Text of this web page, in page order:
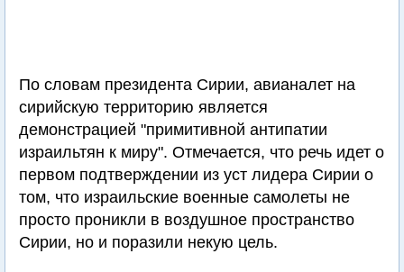
По словам президента Сирии, авианалет на
сирийскую территорию является
демонстрацией "примитивной антипатии
израильтян к миру". Отмечается, что речь идет о
первом подтверждении из уст лидера Сирии о
том, что израильские военные самолеты не
просто проникли в воздушное пространство
Сирии, но и поразили некую цель.